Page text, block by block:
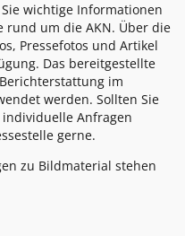
wichtige Informationen
rund um die AKN. Über die
Pressefotos und Artikel
Das bereitgestellte
im
werden. Sollten Sie
Anfragen
gerne.
zu Bildmaterial stehen